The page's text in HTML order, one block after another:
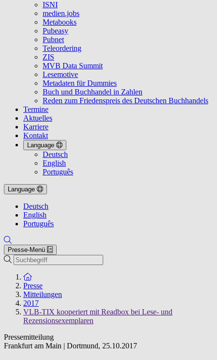
ISNI
medien.jobs
Metabooks
Pubeasy
Pubnet
Teleordering
ZIS
MVB Data Summit
Lesemotive
Metadaten für Dummies
Buch und Buchhandel in Zahlen
Reden zum Friedenspreis des Deutschen Buchhandels
Termine
Aktuelles
Karriere
Kontakt
Language
Deutsch
English
Português
Language
Deutsch
English
Português
Presse-Menü
Suche
Zur Startseite
Presse
Mitteilungen
2017
VLB-TIX kooperiert mit Readbox bei Lese- und
Rezensionsexemplaren
Pressemitteilung
Frankfurt am Main | Dortmund, 25.10.2017